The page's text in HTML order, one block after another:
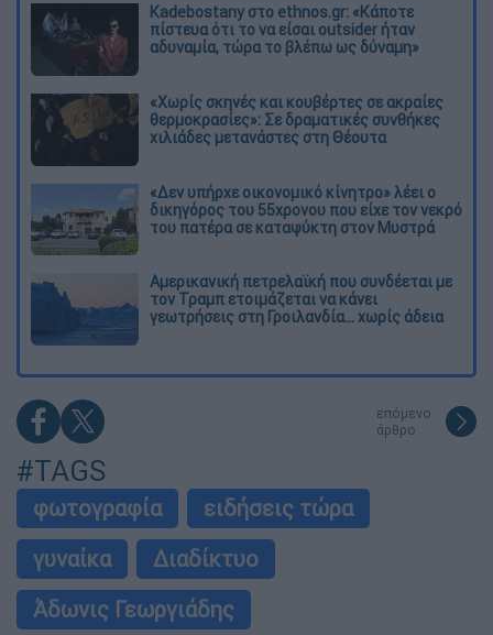
Kadebostany στο ethnos.gr: «Κάποτε
πίστευα ότι το να είσαι outsider ήταν
αδυναμία, τώρα το βλέπω ως δύναμη»
«Χωρίς σκηνές και κουβέρτες σε ακραίες
θερμοκρασίες»: Σε δραματικές συνθήκες
χιλιάδες μετανάστες στη Θέουτα
«Δεν υπήρχε οικονομικό κίνητρο» λέει ο
δικηγόρος του 55χρονου που είχε τον νεκρό
του πατέρα σε καταψύκτη στον Μυστρά
Αμερικανική πετρελαϊκή που συνδέεται με
τον Τραμπ ετοιμάζεται να κάνει
γεωτρήσεις στη Γροιλανδία... χωρίς άδεια
επόμενο
άρθρο
#TAGS
φωτογραφία
ειδήσεις τώρα
γυναίκα
Διαδίκτυο
Άδωνις Γεωργιάδης